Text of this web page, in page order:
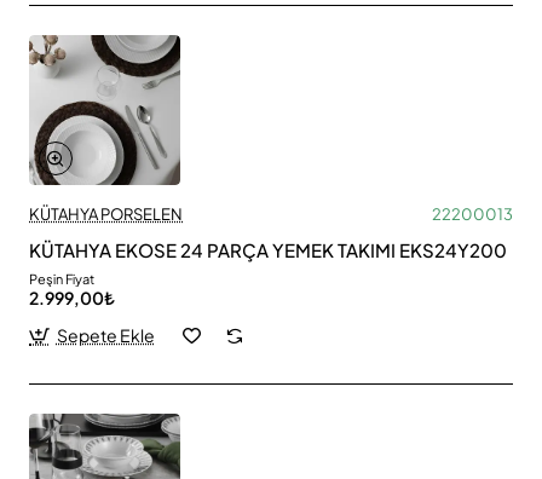
KÜTAHYA PORSELEN 22200013
KÜTAHYA EKOSE 24 PARÇA YEMEK TAKIMI EKS24Y200
Peşin Fiyat
2.999,00₺
Sepete Ekle